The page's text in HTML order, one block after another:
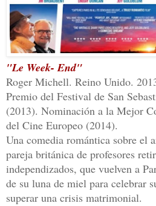
"Le Week- End"
Roger Michell. Reino Unido.
Premio del Festival de San
(2013). Nominación a la Mejor
del Cine Europeo (2014).
Una comedia romántica sobre el
pareja británica de profesores
independizados, que vuelven a
de su luna de miel para celebrar
superar una crisis matrimonial.